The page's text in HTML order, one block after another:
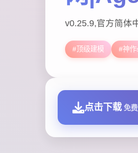
v0.25.9,官方简体
#顶级建模 #神作
点击下载 免